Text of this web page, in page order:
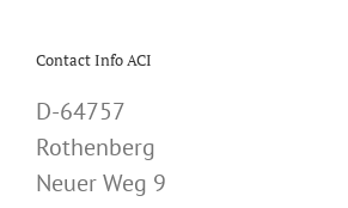
Contact Info ACI
D-64757
Rothenberg
Neuer Weg 9